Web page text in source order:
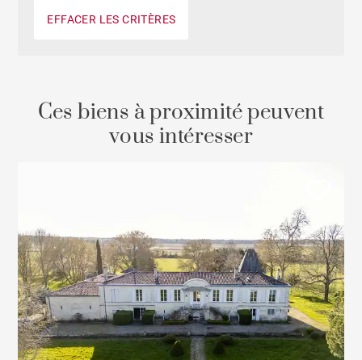
EFFACER LES CRITÈRES
Ces biens à proximité peuvent
vous intéresser